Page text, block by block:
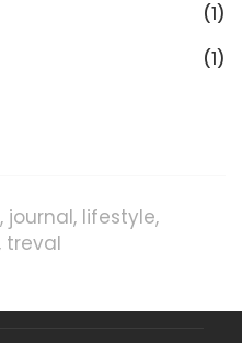
(1)
(1)
journal lifestyle
treval